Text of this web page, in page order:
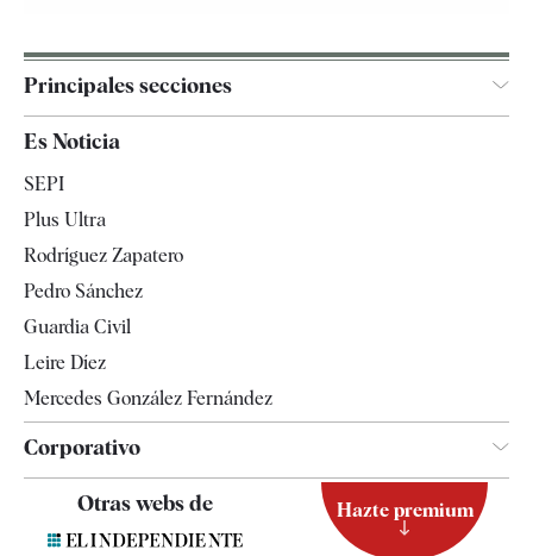
Principales secciones
Televisión
Es Noticia
SEPI
Plus Ultra
Rodríguez Zapatero
Pedro Sánchez
Guardia Civil
Leire Díez
Mercedes González Fernández
Corporativo
Otras webs de Hazte premium